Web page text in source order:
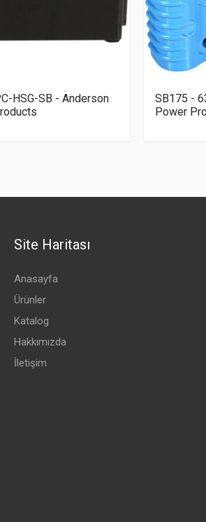
HSG-SB - Anderson
SB175 -
Power
Site Haritası
Anasayfa
Ürünler
Katalog
Hakkımızda
İletişim